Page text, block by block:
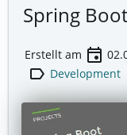
Spring Boot
Erstellt am event
label Development